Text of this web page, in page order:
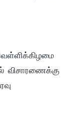
விசாரணைக்கு